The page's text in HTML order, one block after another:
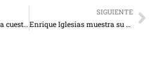
La canasta alimentaria cuesta 3.7 salarios mínimos
SIGUIENTE
Enrique Iglesias muestra su mano tras la cirugía